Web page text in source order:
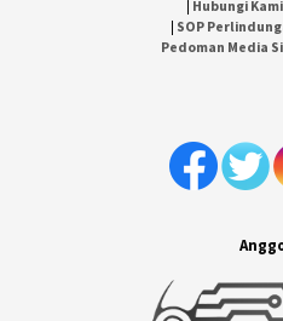
| Hubungi Kami
| SOP
Pedoman Media